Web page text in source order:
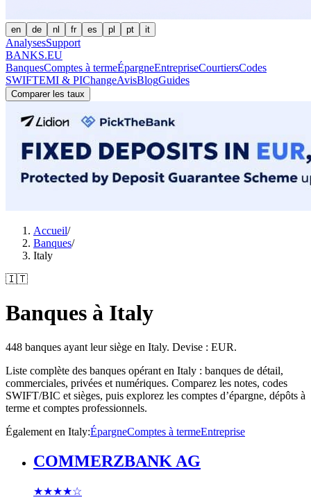
en de nl fr es pl pt it
AnalysesSupport
BANKS.EU
BanquesComptes à termeÉpargneEntrepriseCourtiersCodes
SWIFTEMI & PIChangeAvisBlogGuides
Comparer les taux
Accueil/
Banques/
Italy
🇮🇹
Banques à Italy
448 banques ayant leur siège en Italy. Devise : EUR.
Liste complète des banques opérant en Italy : banques de détail,
commerciales, privées et numériques. Comparez les notes, codes
SWIFT/BIC et sièges, puis explorez les comptes d’épargne, dépôts à
terme et comptes professionnels.
Également en Italy:ÉpargneComptes à termeEntreprise
COMMERZBANK AG
★★★★☆